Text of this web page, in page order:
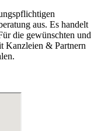
aus. Es handelt
die gewünschten und
Kanzleien & Partnern